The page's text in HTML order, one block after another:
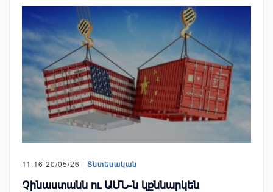
11:16 20/05/26 | Տնտեսական
Չինաստանն ու ԱՄՆ-ն կքննարկեն